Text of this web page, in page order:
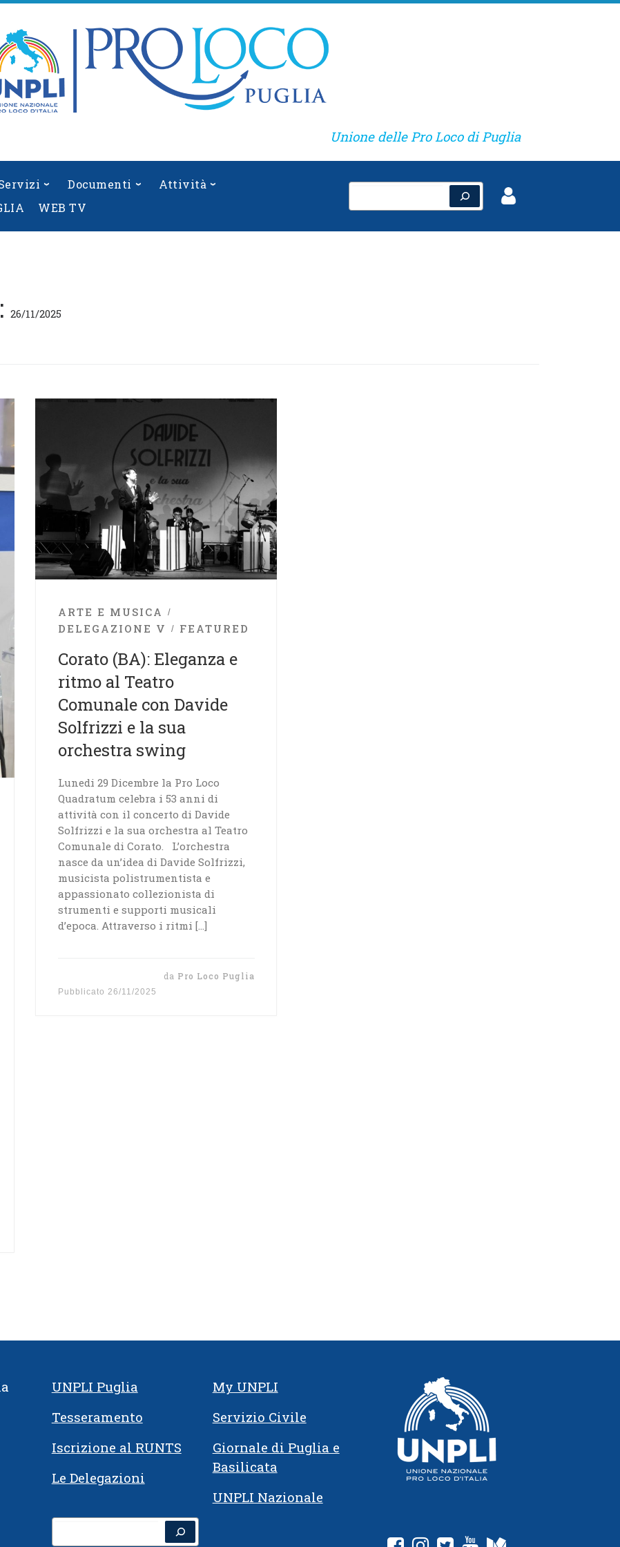
Unione delle Pro Loco di Puglia
Documenti
Attività
WEB TV
26/11/2025
ARTE E MUSICA
DELEGAZIONE V
FEATURED
Corato (BA): Eleganza e
ritmo al Teatro
Comunale con Davide
Solfrizzi e la sua
orchestra swing
Lunedi 29 Dicembre la Pro Loco
Quadratum celebra i 53 anni di
attività con il concerto di Davide
Solfrizzi e la sua orchestra al Teatro
Comunale di Corato. L’orchestra
nasce da un’idea di Davide Solfrizzi,
musicista polistrumentista e
appassionato collezionista di
strumenti e supporti musicali
d’epoca. Attraverso i ritmi […]
da Pro Loco Puglia
Pubblicato 26/11/2025
UNPLI Puglia
Tesseramento
Iscrizione al RUNTS
Le Delegazioni
My UNPLI
Servizio Civile
Giornale di Puglia e
Basilicata
UNPLI Nazionale
fab fa-facebook-square
fab fa-instagram
fab fa-twitter-square
fab fa-youtube